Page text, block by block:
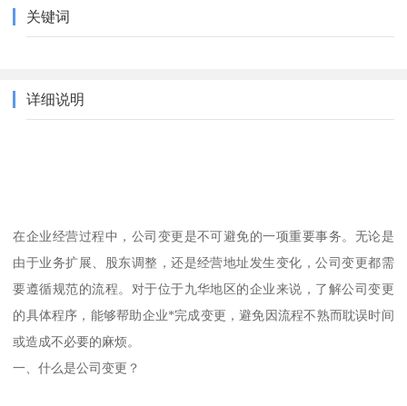
关键词
详细说明
在企业经营过程中，公司变更是不可避免的一项重要事务。无论是
由于业务扩展、股东调整，还是经营地址发生变化，公司变更都需
要遵循规范的流程。对于位于九华地区的企业来说，了解公司变更
的具体程序，能够帮助企业*完成变更，避免因流程不熟而耽误时间
或造成不必要的麻烦。
一、什么是公司变更？